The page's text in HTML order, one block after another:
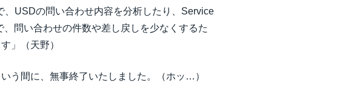
USDの問い合わせ内容を分析したり、Service
問い合わせの件数や差し戻しを少なくするた
」（天野）
う間に、無事終了いたしました。（ホッ…）